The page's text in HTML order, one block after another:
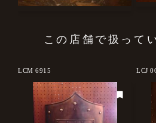
この店舗で扱って
LCM 6915 LCJ